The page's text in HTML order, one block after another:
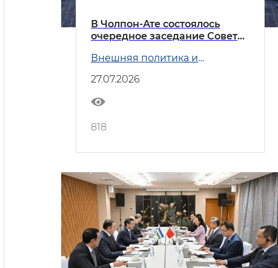
В Чолпон-Ате состоялось
очередное заседание Совета
государств — членов ШОС
Внешняя политика и
27.07.2026
818